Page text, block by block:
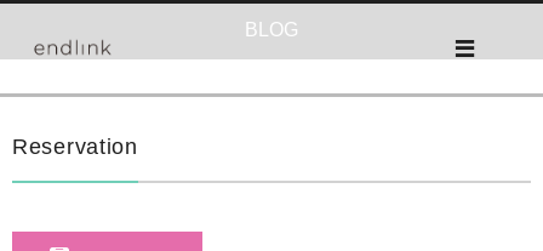
BLOG
Reservation